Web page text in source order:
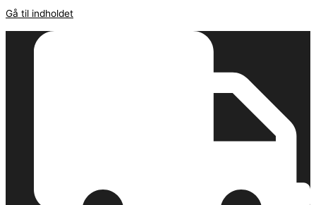
Gå til indholdet